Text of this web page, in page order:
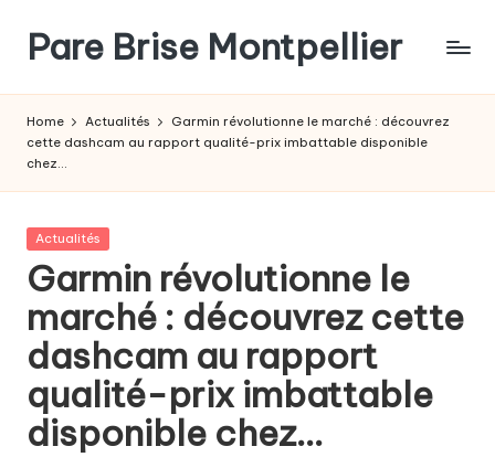
content
Pare Brise Montpellier
Home Actualités
Garmin révolutionne le marché : découvrez
cette dashcam au rapport qualité-prix imbattable disponible
chez…
Posted
Actualités
Garmin révolutionne le
marché : découvrez cette
dashcam au rapport
qualité-prix imbattable
disponible chez…